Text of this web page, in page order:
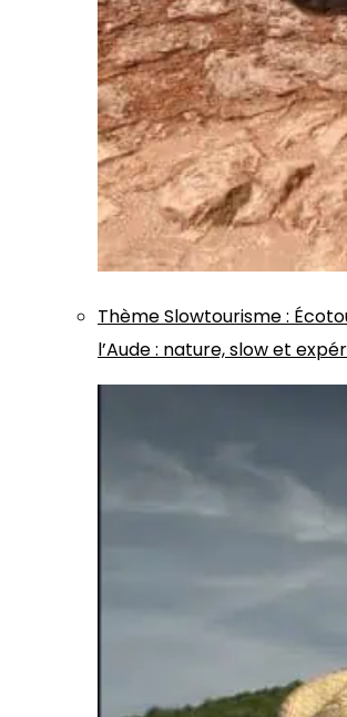
ThèmeSlowtourisme:
l’Aude : nature, slow et